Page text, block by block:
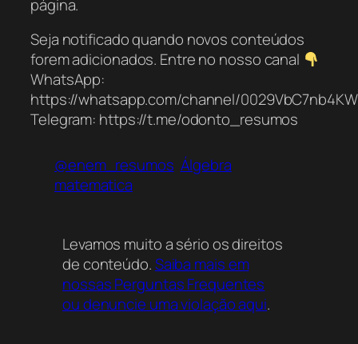
página.
Seja notificado quando novos conteúdos
forem adicionados. Entre no nosso canal
WhatsApp:
https://whatsapp.com/channel/
Telegram: https://t.me/odonto_resumos
@enem_resumos Álgebra
matematica
Levamos muito a sério os direitos
de conteúdo.Saiba mais em
nossas Perguntas Frequentes
ou denuncie uma violação aqui.